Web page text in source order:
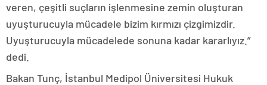
veren, çeşitli suçların işlenmesine zemin oluşturan
uyuşturucuyla mücadele bizim kırmızı çizgimizdir.
Uyuşturucuyla mücadelede sonuna kadar kararlıyız.”
dedi.
Bakan Tunç, İstanbul Medipol Üniversitesi Hukuk